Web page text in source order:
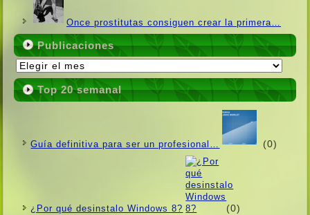
Once prostitutas consiguen crear la primera…
Publicaciones
Publicaciones
Top 20 semanal
Guí­a definitiva para ser un profesional… (0)
¿Por qué desinstalo Windows 8? (0)